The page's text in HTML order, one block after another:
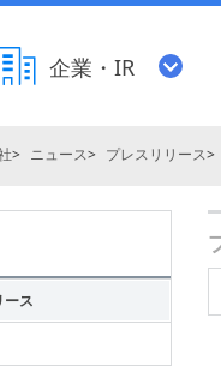
企業・IR
ニュース プレスリリース
ース